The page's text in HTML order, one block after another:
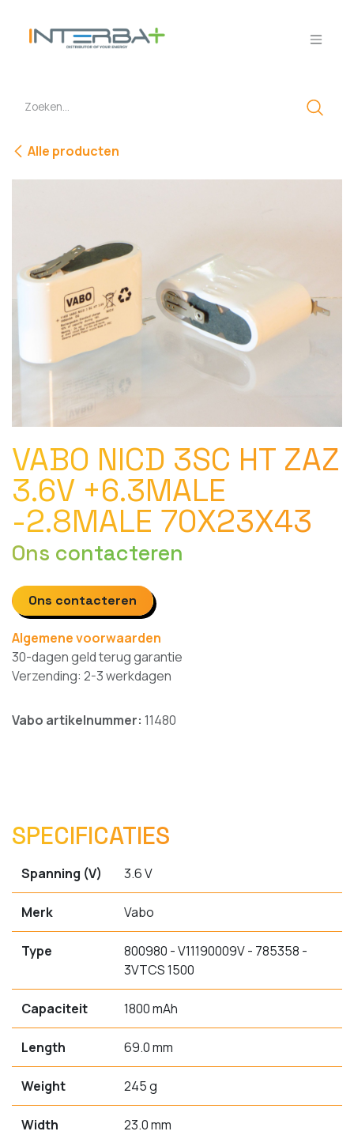
Alle producten
VABO NICD 3SC HT ZAZ
3.6V +6.3MALE
-2.8MALE 70X23X43
Ons contacteren
Ons contacteren
Algemene voorwaarden
30-dagen geld terug garantie
Verzending: 2-3 werkdagen
Vabo artikelnummer: 11480
SPECIFICATIES
Spanning (V) 3.6 V
Merk Vabo
Type
800980 - V11190009V - 785358 -
3VTCS 1500
Capaciteit 1800 mAh
Length 69.0 mm
Weight 245 g
Width 23.0 mm